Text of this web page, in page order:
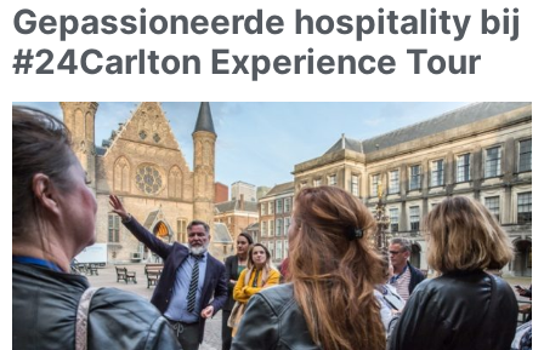
Gepassioneerde hospitality bij
#24Carlton Experience Tour